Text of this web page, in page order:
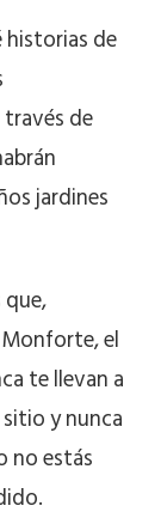
de
de
jardines
el
te llevan a
y nunca
no estás